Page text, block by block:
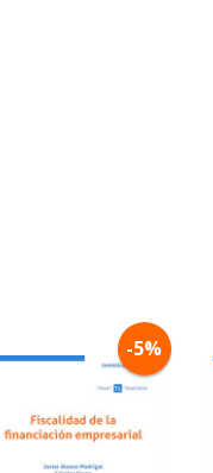
-5%